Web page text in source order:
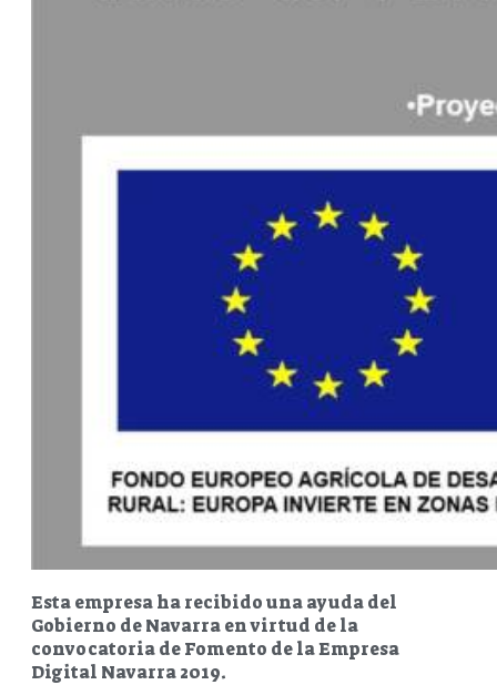
Esta empresa ha recibido una ayuda del
Gobierno de Navarra en virtud de la
convocatoria de Fomento de la Empresa
Digital Navarra 2019.